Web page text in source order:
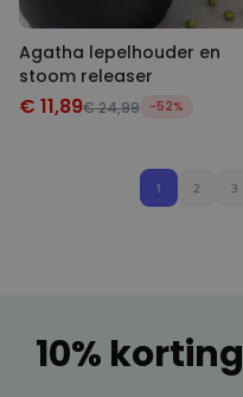
Agatha lepelhouder en
stoom releaser
€ 11,89€ 24,99 -52%
1 2 3
10% korting